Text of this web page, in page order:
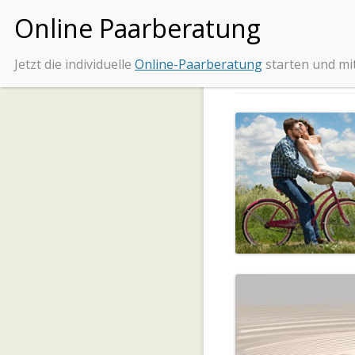
Tipps und Beratung
BEZIEHUNG RETTEN
Jetzt die individuelle Online-Paarberatungstarten und